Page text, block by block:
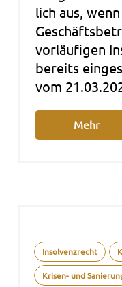
lich aus,
vor­läu­fi­gen
bereits
vom
Mehr
Insolvenzrecht
Krisen- und